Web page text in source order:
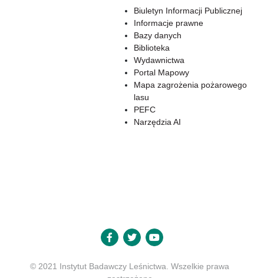
Biuletyn Informacji Publicznej
Informacje prawne
Bazy danych
Biblioteka
Wydawnictwa
Portal Mapowy
Mapa zagrożenia pożarowego
lasu
PEFC
Narzędzia AI
© 2021 Instytut Badawczy Leśnictwa. Wszelkie prawa